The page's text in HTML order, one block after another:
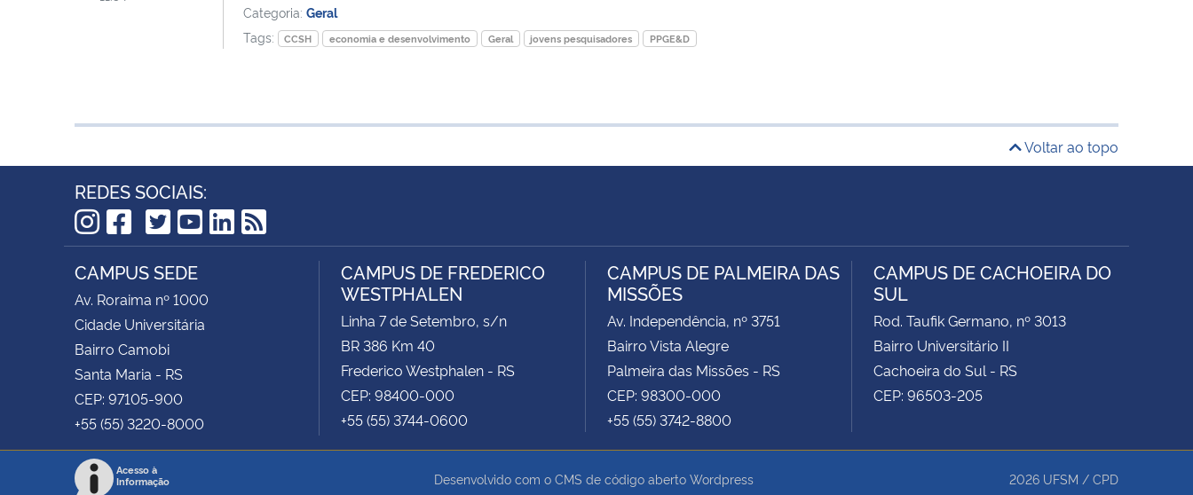
Categoria: Geral
Tags:
CCSH economia e desenvolvimento Geral jovens pesquisadores PPGE&D
Voltar ao topo
REDES SOCIAIS:
Instagram
Facebook
TikTok
Twitter
YouTube
LinkedIn
RSS
CAMPUS SEDE
Av. Roraima nº 1000
Cidade Universitária
Bairro Camobi
Santa Maria - RS
CEP: 97105-900
+55 (55) 3220-8000
CAMPUS DE FREDERICO
WESTPHALEN
Linha 7 de Setembro, s/n
BR 386 Km 40
Frederico Westphalen - RS
CEP: 98400-000
+55 (55) 3744-0600
CAMPUS DE PALMEIRA DAS
MISSÕES
Av. Independência, nº 3751
Bairro Vista Alegre
Palmeira das Missões - RS
CEP: 98300-000
+55 (55) 3742-8800
CAMPUS DE CACHOEIRA DO
SUL
Rod. Taufik Germano, nº 3013
Bairro Universitário II
Cachoeira do Sul - RS
CEP: 96503-205
Acesso à
Informação
Desenvolvido com o CMS de código aberto Wordpress 2026 UFSM / CPD